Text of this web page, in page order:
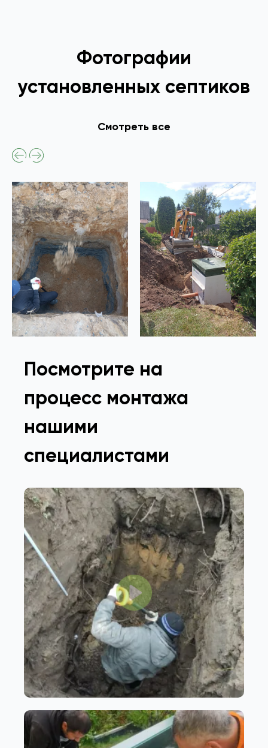
Фотографии
установленных септиков
Смотреть все
Посмотрите на
процесс монтажа
нашими
специалистами